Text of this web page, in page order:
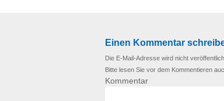
Einen Kommentar
Die E-Mail-Adresse wird nicht
Bitte lesen Sie vor dem Kommentieren
Kommentar